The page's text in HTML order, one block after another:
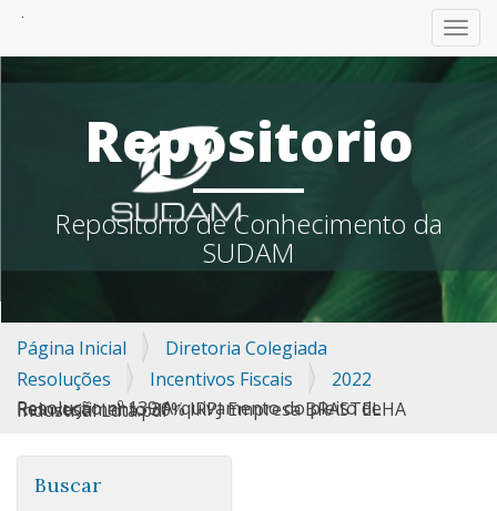
Repositorio
Repositorio de Conhecimento da
SUDAM
Página Inicial
Diretoria Colegiada
Resoluções
Incentivos Fiscais
2022
Resolução nº 139 Arquivamento do pleito de Reinvestimento 30% IRPJ Empresa BRASTELHA Industrial Ldta.pdf
Buscar